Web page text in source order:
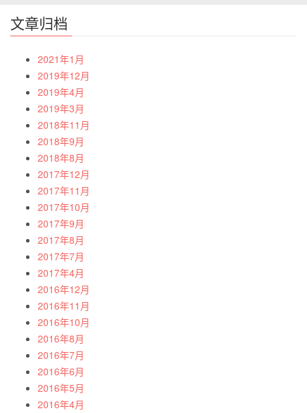
文章归档
2021年1月
2019年12月
2019年4月
2019年3月
2018年11月
2018年9月
2018年8月
2017年12月
2017年11月
2017年10月
2017年9月
2017年8月
2017年7月
2017年4月
2016年12月
2016年11月
2016年10月
2016年8月
2016年7月
2016年6月
2016年5月
2016年4月